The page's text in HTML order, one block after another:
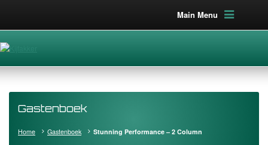
Main Menu
Gastenboek
Home Gastenboek Stunning Performance – 2 Column